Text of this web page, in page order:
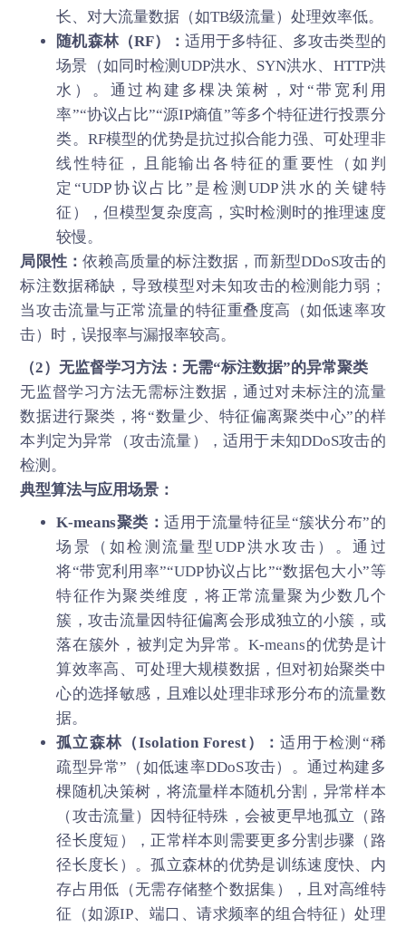
长、对大流量数据（如TB级流量）处理效率低。
随机森林（RF）： 适用于多特征、多攻击类型的
场景（如同时检测UDP洪水、SYN洪水、HTTP洪
水）。通过构建多棵决策树，对“带宽利用
率”“协议占比”“源IP熵值”等多个特征进行投票分
类。RF模型的优势是抗过拟合能力强、可处理非
线性特征，且能输出各特征的重要性（如判
定“UDP协议占比”是检测UDP洪水的关键特
征），但模型复杂度高，实时检测时的推理速度
较慢。
局限性：依赖高质量的标注数据，而新型DDoS攻击的
标注数据稀缺，导致模型对未知攻击的检测能力弱；
当攻击流量与正常流量的特征重叠度高（如低速率攻
击）时，误报率与漏报率较高。
（2）无监督学习方法：无需“标注数据”的异常聚类
无监督学习方法无需标注数据，通过对未标注的流量
数据进行聚类，将“数量少、特征偏离聚类中心”的样
本判定为异常（攻击流量），适用于未知DDoS攻击的
检测。
典型算法与应用场景：
K-means聚类：适用于流量特征呈“簇状分布”的
场景（如检测流量型UDP洪水攻击）。通过
将“带宽利用率”“UDP协议占比”“数据包大小”等
特征作为聚类维度，将正常流量聚为少数几个
簇，攻击流量因特征偏离会形成独立的小簇，或
落在簇外，被判定为异常。K-means的优势是计
算效率高、可处理大规模数据，但对初始聚类中
心的选择敏感，且难以处理非球形分布的流量数
据。
孤立森林（Isolation Forest）：适用于检测“稀
疏型异常”（如低速率DDoS攻击）。通过构建多
棵随机决策树，将流量样本随机分割，异常样本
（攻击流量）因特征特殊，会被更早地孤立（路
径长度短），正常样本则需要更多分割步骤（路
径长度长）。孤立森林的优势是训练速度快、内
存占用低（无需存储整个数据集），且对高维特
征（如源IP、端口、请求频率的组合特征）处理